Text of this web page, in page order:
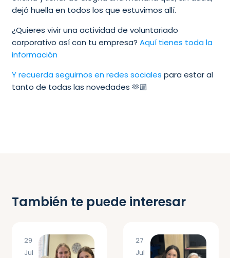
dejó huella en todos los que estuvimos allí.
¿Quieres vivir una actividad de voluntariado
corporativo así con tu empresa? Aquí tienes toda la
información
Y recuerda seguirnos en redes sociales para estar al
tanto de todas las novedades 🫶🏼
También te puede interesar
29
Jul
27
Jul